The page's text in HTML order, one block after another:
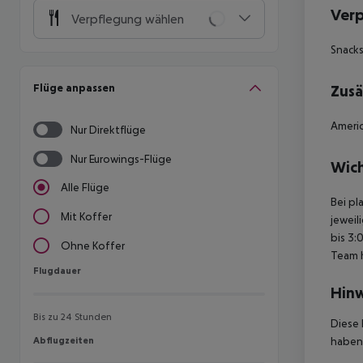
Verpflegung wählen
Flüge anpassen
Nur Direktflüge
Nur Eurowings-Flüge
Alle Flüge
Mit Koffer
Ohne Koffer
Flugdauer
Flugdauer
Bis zu 24 Stunden
Abflugzeiten
Abflugzeiten
Snacks
Bei
bis
Team
Diese